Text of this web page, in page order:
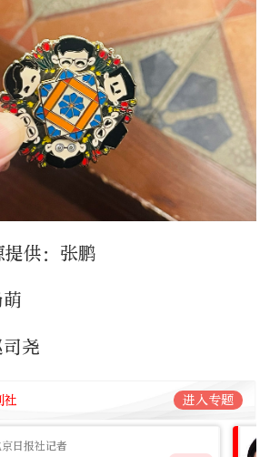
供：张鹏
尧
社 进入专题
日报社记者